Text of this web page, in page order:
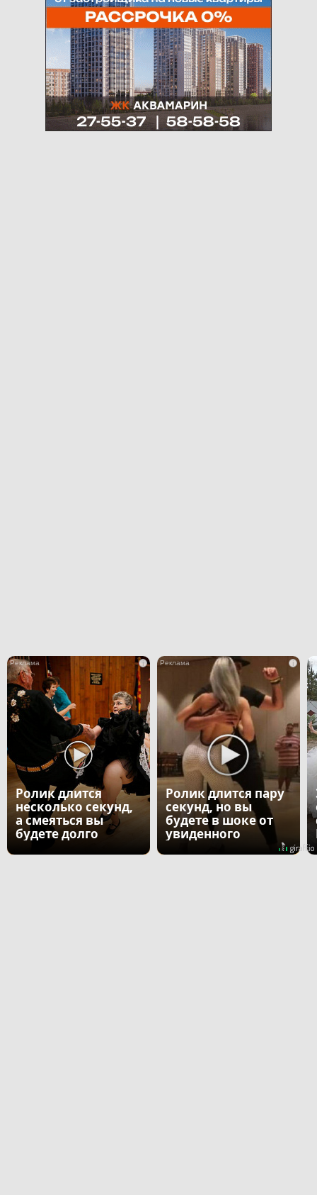
i
Ролик длится
несколько секунд,
а смеяться вы
будете долго
i
Ролик длится пару
секунд, но вы
будете в шоке от
увиденного